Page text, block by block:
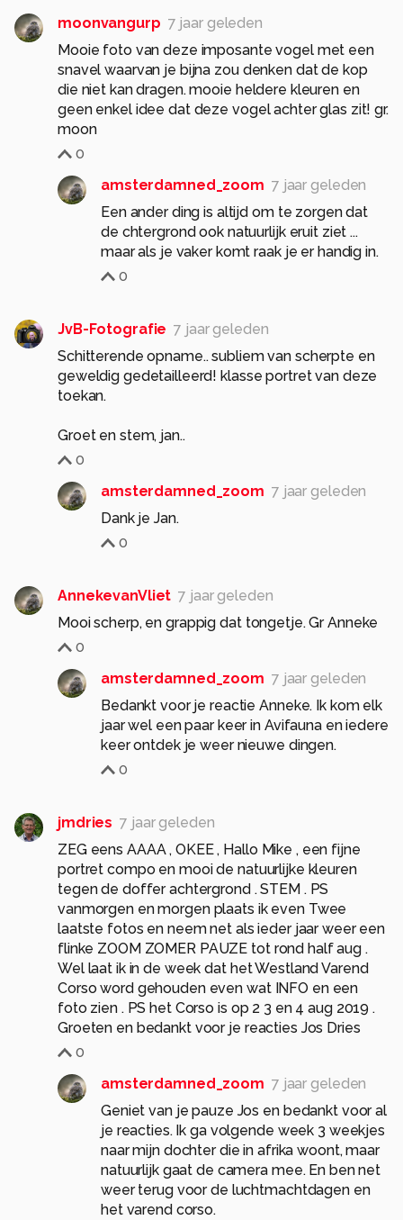
moonvangurp 7 jaar geleden
Mooie foto van deze imposante vogel met een
snavel waarvan je bijna zou denken dat de kop
die niet kan dragen. mooie heldere kleuren en
geen enkel idee dat deze vogel achter glas zit! gr.
moon
0
amsterdamned_zoom 7 jaar geleden
Een ander ding is altijd om te zorgen dat
de chtergrond ook natuurlijk eruit ziet ...
maar als je vaker komt raak je er handig in.
0
JvB-Fotografie 7 jaar geleden
Schitterende opname.. subliem van scherpte en
geweldig gedetailleerd! klasse portret van deze
toekan.
Groet en stem, jan..
0
amsterdamned_zoom 7 jaar geleden
Dank je Jan.
0
AnnekevanVliet 7 jaar geleden
Mooi scherp, en grappig dat tongetje. Gr Anneke
0
amsterdamned_zoom 7 jaar geleden
Bedankt voor je reactie Anneke. Ik kom elk
jaar wel een paar keer in Avifauna en iedere
keer ontdek je weer nieuwe dingen.
0
jmdries 7 jaar geleden
ZEG eens AAAA , OKEE , Hallo Mike , een fijne
portret compo en mooi de natuurlijke kleuren
tegen de doffer achtergrond . STEM . PS
vanmorgen en morgen plaats ik even Twee
laatste fotos en neem net als ieder jaar weer een
flinke ZOOM ZOMER PAUZE tot rond half aug .
Wel laat ik in de week dat het Westland Varend
Corso word gehouden even wat INFO en een
foto zien . PS het Corso is op 2 3 en 4 aug 2019 .
Groeten en bedankt voor je reacties Jos Dries
0
amsterdamned_zoom 7 jaar geleden
Geniet van je pauze Jos en bedankt voor al
je reacties. Ik ga volgende week 3 weekjes
naar mijn dochter die in afrika woont, maar
natuurlijk gaat de camera mee. En ben net
weer terug voor de luchtmachtdagen en
het varend corso.